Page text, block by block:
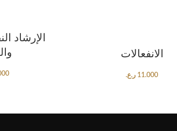
الإرشاد
الانفعالات
11.000 ر.ع.